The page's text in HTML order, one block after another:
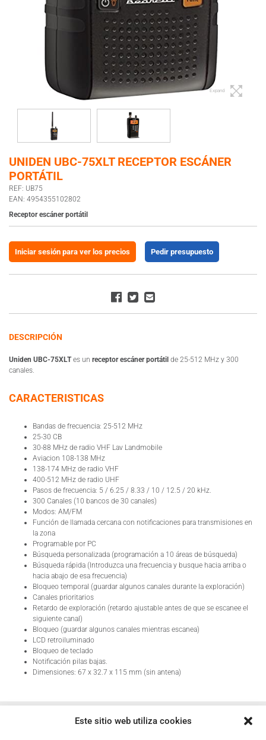
Este sitio web utiliza cookies
Expand
UNIDEN UBC-75XLT RECEPTOR ESCÁNER
PORTÁTIL
REF: UB75
EAN: 4954355102802
Receptor escáner portátil
Iniciar sesión para ver los precios Pedir presupuesto
DESCRIPCIÓN
Uniden UBC-75XLTes un receptor escáner portátil de 25-512 MHz y 300
canales.
CARACTERISTICAS
Bandas de frecuencia: 25-512 MHz
25-30 CB
30-88 MHz de radio VHF Lav Landmobile
Aviacion 108-138 MHz
138-174 MHz de radio VHF
400-512 MHz de radio UHF
Pasos de frecuencia: 5 / 6.25 / 8.33 / 10 / 12.5 / 20 kHz.
300 Canales (10 bancos de 30 canales)
Modos: AM/FM
Función de llamada cercana con notificaciones para transmisiones en
la zona
Programable por PC
Búsqueda personalizada (programación a 10 áreas de búsqueda)
Búsqueda rápida (Introduzca una frecuencia y busque hacia arriba o
hacia abajo de esa frecuencia)
Bloqueo temporal (guardar algunos canales durante la exploración)
Canales prioritarios
Retardo de exploración (retardo ajustable antes de que se escanee el
siguiente canal)
Bloqueo (guardar algunos canales mientras escanea)
LCD retroiluminado
Bloqueo de teclado
Notificación pilas bajas.
Dimensiones: 67 x 32.7 x 115 mm (sin antena)
PRODUCTOS RELACIONADOS